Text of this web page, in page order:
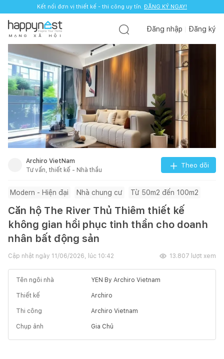
Kết nối đơn vị thiết kế - thi công uy tín. ĐĂNG KÝ NGAY!
Kết nối đơn vị thiết kế - thi công uy tín. ĐĂNG KÝ NGAY!
M Ạ N G X Ã H Ộ I
Đăng nhập Đăng ký
Archiro VietNam
Tư vấn, thiết kế - Nhà thầu
Theo dõi
Modern - Hiện đại Nhà chung cư Từ 50m2 đến 100m2
Căn hộ The River Thủ Thiêm thiết kế
không gian hồi phục tinh thần cho doanh
nhân bất động sản
Cập nhật ngày 11/06/2026, lúc 10:42 13.807 lượt xem
Tên ngôi nhà YEN By Archiro Vietnam
Thiết kế Archiro
Thi công Archiro Vietnam
Chụp ảnh Gia Chủ